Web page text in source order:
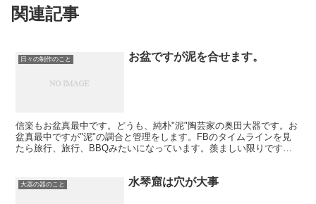
関連記事
日々の制作のこと お盆ですが泥を合せます。
信楽もお盆真最中です。どうも、純朴"泥"陶芸家の奥田大器です。お
盆真最中ですが"泥"の調合と管理をします。FBのタイムラインを見
たら旅行、旅行、BBQみたいになっています。羨ましい限りです。
大器の器のこと 水琴窟は穴が大事